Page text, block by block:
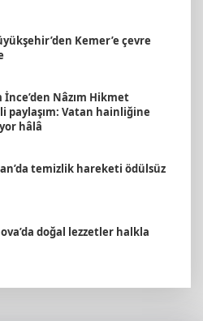
Kemer’e çevre
Nâzım Hikmet
paylaşım: Vatan hainliğine
hâlâ
temizlik hareketi ödülsüz
doğal lezzetler halkla